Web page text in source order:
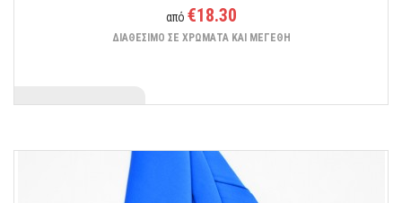
από €18.30
ΔΙΑΘΕΣΙΜΟ ΣΕ ΧΡΩΜΑΤΑ ΚΑΙ ΜΕΓΕΘΗ